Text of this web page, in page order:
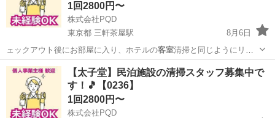
1回2800円〜
株式会社PQD
東京都 三軒茶屋駅
8月6日
ェックアウト後にお部屋に入り、ホテルの客室清掃と同じようにリネ
ンの洗濯乾燥、 …
東京 世田谷区 三軒茶屋駅 清掃 スタッフ
【太子堂】民泊施設の清掃スタッフ募集中で
す！🎵【0236】
1回2800円〜
株式会社PQD